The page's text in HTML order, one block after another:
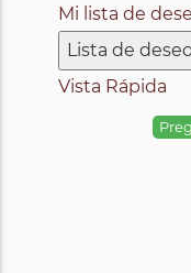
Mi lista de
Lista de
Vista Rápida